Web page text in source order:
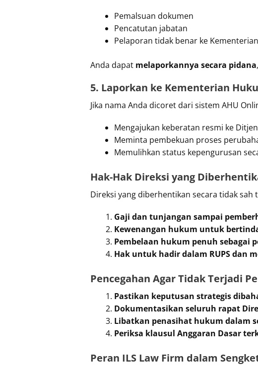
Pemalsuan dokumen
Pencatutan jabatan
Pelaporan tidak benar ke
Anda dapat melaporkannya secara pidana
5. Laporkan ke Kementerian
Jika nama Anda dicoret dari sistem AHU
Mengajukan keberatan resmi ke
Meminta pembekuan proses
Memulihkan status kepengurusan
Hak-Hak Direksi yang
Direksi yang diberhentikan secara tidak sah
Gaji dan tunjangan sampai
Kewenangan hukum untuk
Pembelaan hukum penuh sebagai
Hak untuk hadir dalam RUPS dan
Pencegahan Agar Tidak Terjadi
Pastikan keputusan strategis
Dokumentasikan seluruh rapat
Libatkan penasihat hukum dalam
Periksa klausul Anggaran Dasar
Peran ILS Law Firm dalam